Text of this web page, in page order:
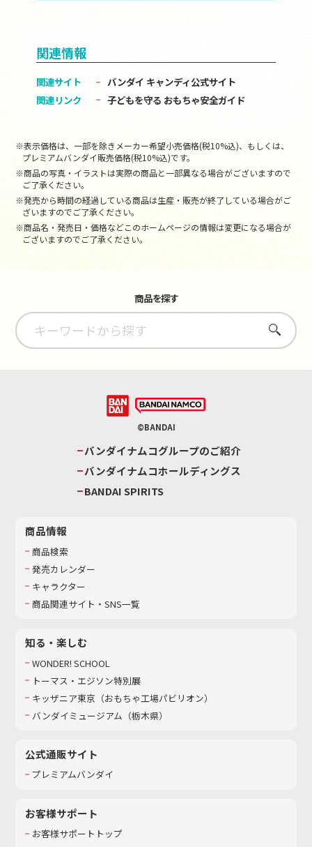
関連情報
関連サイト
バンダイ キャンディ公式サイト
関連リンク
子どもを守る おもちゃ安全ガイド
※表示価格は、一部を除きメーカー希望小売価格(税10%込)、もしくは、
プレミアムバンダイ販売価格(税10%込)です。
※商品の写真・イラストは実際の商品と一部異なる場合がございますので
ご了承ください。
※発売から時間の経過している商品は生産・販売が終了している場合がご
ざいますのでご了承ください。
※商品名・発売日・価格などこのホームページの情報は変更になる場合が
ございますのでご了承ください。
商品を探す
さがす
©BANDAI
バンダイナムコグループのご紹介
バンダイナムコホールディングス
BANDAI SPIRITS
商品情報
商品検索
発売カレンダー
キャラクター
商品関連サイト・SNS一覧
知る・楽しむ
WONDER! SCHOOL
トーマス・エジソン特別展
キッザニア東京（おもちゃ工場パビリオン）​
バンダイミュージアム（栃木県）
公式通販サイト
プレミアムバンダイ
お客様サポート
お客様サポートトップ